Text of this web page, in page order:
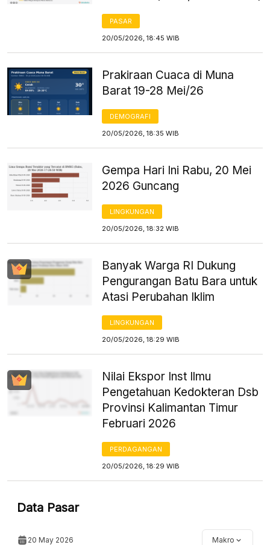
PASAR
20/05/2026, 18:45 WIB
Prakiraan Cuaca di Muna
Barat 19-28 Mei/26
DEMOGRAFI
20/05/2026, 18:35 WIB
Gempa Hari Ini Rabu, 20 Mei
2026 Guncang
LINGKUNGAN
20/05/2026, 18:32 WIB
Banyak Warga RI Dukung
Pengurangan Batu Bara untuk
Atasi Perubahan Iklim
LINGKUNGAN
20/05/2026, 18:29 WIB
Nilai Ekspor Inst Ilmu
Pengetahuan Kedokteran Dsb
Provinsi Kalimantan Timur
Februari 2026
PERDAGANGAN
20/05/2026, 18:29 WIB
Data Pasar
20 May 2026 Makro